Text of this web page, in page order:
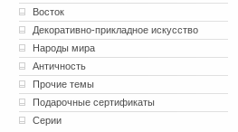
Восток
Декоративно-прикладное искусство
Народы мира
Античность
Прочие темы
Подарочные сертификаты
Серии